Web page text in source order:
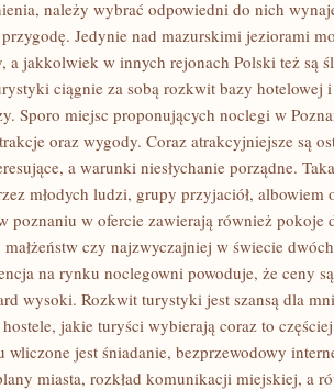
należy wybrać odpowiedni do nich
Jedynie nad mazurskimi jeziorami
a jakkolwiek w innych rejonach Polski też są
ciągnie za sobą rozkwit bazy hotelowej
Sporo miejsc proponujących noclegi w
oraz wygody. Coraz atrakcyjniejsze są
a warunki niesłychanie porządne.
młodych ludzi, grupy przyjaciół, albowiem
poznaniu w ofercie zawierają również pokoje
czy najzwyczajniej w świecie
na rynku noclegowni powoduje, że ceny
wysoki. Rozkwit turystyki jest szansą dla
jakie turyści wybierają coraz to
wliczone jest śniadanie, bezprzewodowy
miasta, rozkład komunikacji miejskiej, a